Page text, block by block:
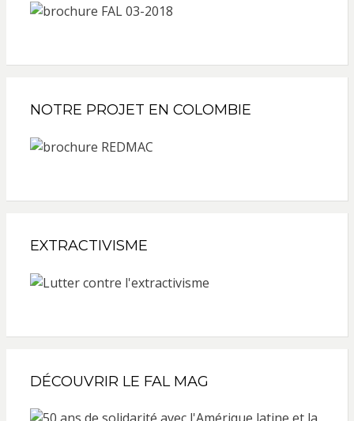
NOTRE PROJET EN COLOMBIE
EXTRACTIVISME
DÉCOUVRIR LE FAL MAG